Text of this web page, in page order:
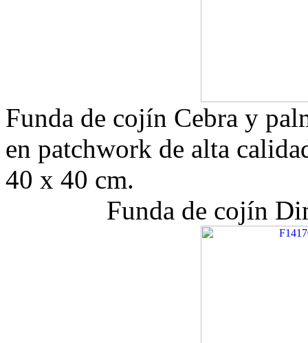
Funda de cojín Cebra y
en patchwork de alta
40 x 40 cm.
Funda de cojín